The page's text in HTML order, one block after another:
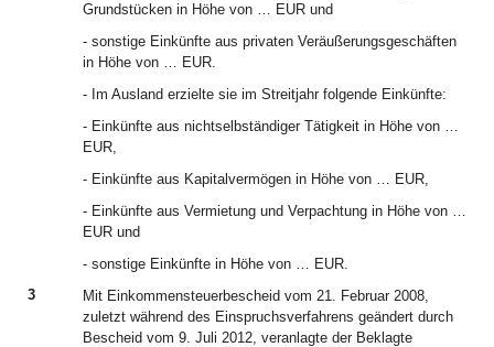
Grundstücken in Höhe von … EUR und
- sonstige Einkünfte aus privaten Veräußerungsgeschäften
in Höhe von … EUR.
- Im Ausland erzielte sie im Streitjahr folgende Einkünfte:
- Einkünfte aus nichtselbständiger Tätigkeit in Höhe von …
EUR,
- Einkünfte aus Kapitalvermögen in Höhe von … EUR,
- Einkünfte aus Vermietung und Verpachtung in Höhe von …
EUR und
- sonstige Einkünfte in Höhe von … EUR.
3
Mit Einkommensteuerbescheid vom 21. Februar 2008,
zuletzt während des Einspruchsverfahrens geändert durch
Bescheid vom 9. Juli 2012, veranlagte der Beklagte